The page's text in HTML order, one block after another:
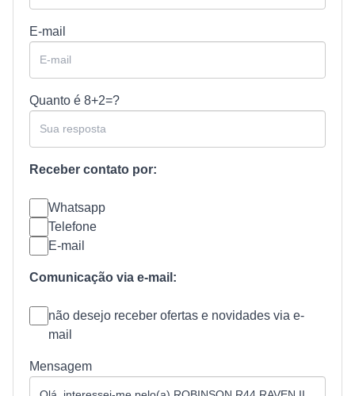
E-mail
Quanto é 8+2=?
Receber contato por:
Whatsapp
Telefone
E-mail
Comunicação via e-mail:
não desejo receber ofertas e novidades via e-
mail
Mensagem